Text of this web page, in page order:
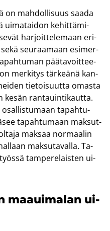
on mah­dol­li­suus saada
ui­ma­tai­don ke­hit­tä­mi­
har­joit­te­le­maan eri­
seu­raa­maan esi­mer­
pää­ta­voit­tee­
mer­ki­tys tär­keä­nä kan­
tie­toi­suut­ta omas­ta
kesän ran­tauin­ti­kaut­ta.
osal­lis­tu­maan ta­pah­tu­
ta­pah­tu­maan mak­sut­
mak­saa nor­maa­lin
mak­su­ta­val­la. Ta­
tam­pe­re­lais­ten ui­
maa­ui­ma­lan ui­